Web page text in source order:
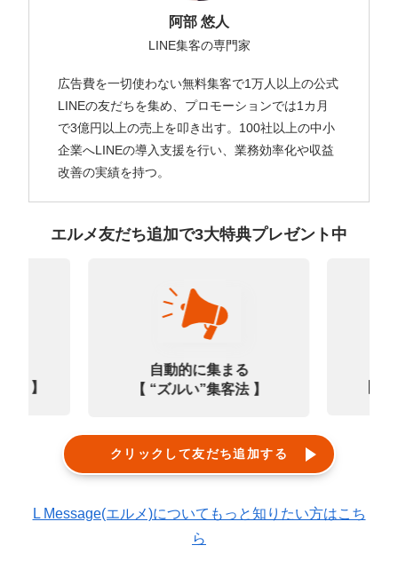
阿部 悠人
LINE集客の専門家
広告費を一切使わない無料集客で1万人以上の公式
LINEの友だちを集め、プロモーションでは1カ月
で3億円以上の売上を叩き出す。100社以上の中小
企業へLINEの導入支援を行い、業務効率化や収益
改善の実績を持つ。
エルメ友だち追加で3大特典プレゼント中
選 】
自動的に集まる
【 “ズルい”集客法 】
クリックして友だち追加する
L Message(エルメ)についてもっと知りたい方はこち
ら